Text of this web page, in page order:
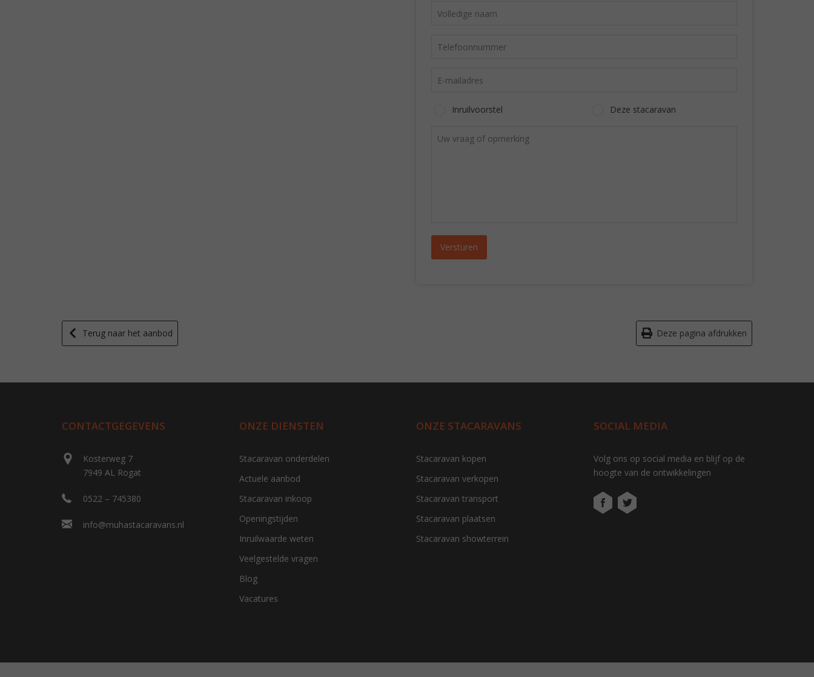
Inruilvoorstel Deze stacaravan
Terug naar het aanbod Deze pagina afdrukken
CONTACTGEGEVENS
Kosterweg 7
7949 AL Rogat
0522 – 745380
info@muhastacaravans.nl
ONZE DIENSTEN
Stacaravan onderdelen
Actuele aanbod
Stacaravan inkoop
Openingstijden
Inruilwaarde weten
Veelgestelde vragen
Blog
Vacatures
ONZE STACARAVANS
Stacaravan kopen
Stacaravan verkopen
Stacaravan transport
Stacaravan plaatsen
Stacaravan showterrein
SOCIAL MEDIA
Volg ons op social media en blijf op de
hoogte van de ontwikkelingen